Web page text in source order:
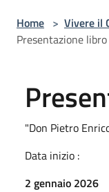
Home > Vivere il
Presentazione libro
"Don Pietro
Data inizio :
2 gennaio 2026